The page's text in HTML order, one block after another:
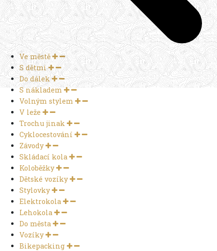
Ve městě
S dětmi
Do dálek
S nákladem
Volným stylem
V leže
Trochu jinak
Cyklocestování
Závody
Skládací kola
Koloběžky
Dětské vozíky
Stylovky
Elektrokola
Lehokola
Do města
Vozíky
Bikepacking